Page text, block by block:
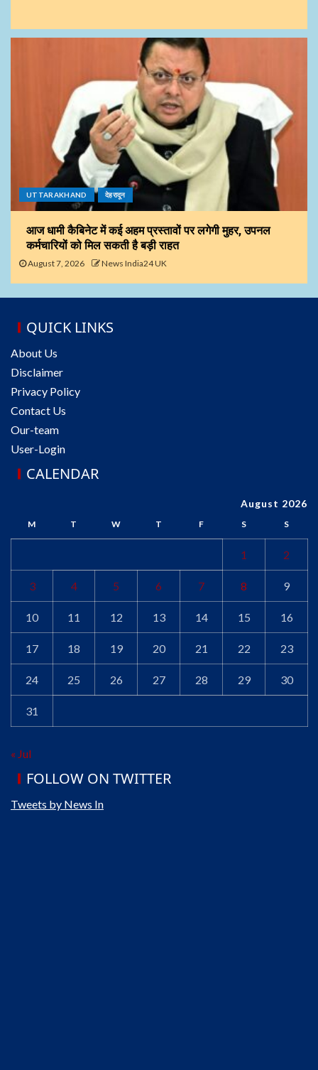
UTTARAKHAND देहरादून
आज धामी कैबिनेट में कई अहम प्रस्तावों पर लगेगी मुहर, उपनल
कर्मचारियों को मिल सकती है बड़ी राहत
August 7, 2026 News India24 UK
QUICK LINKS
About Us
Disclaimer
Privacy Policy
Contact Us
Our-team
User-Login
CALENDAR
August 2026
M T W T F S S
1 2
3 4 5 6 7 8 9
10 11 12 13 14 15 16
17 18 19 20 21 22 23
24 25 26 27 28 29 30
31
« Jul
FOLLOW ON TWITTER
Tweets by News In